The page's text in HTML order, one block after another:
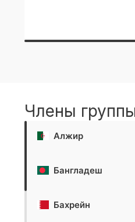
Члены
Алжир
Бангладеш
Бахрейн